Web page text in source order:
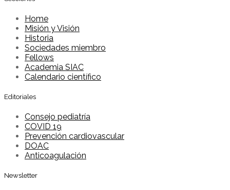
Home
Misión y Visión
Historia
Sociedades miembro
Fellows
Academia SIAC
Calendario científico
Editoriales
Consejo pediatría
COVID 19
Prevención cardiovascular
DOAC
Anticoagulación
Newsletter